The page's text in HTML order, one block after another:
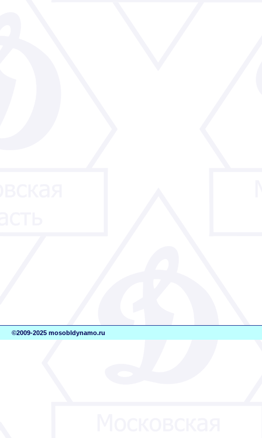
©2009-2025 mosobldynamo.ru